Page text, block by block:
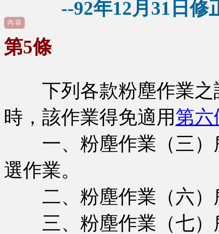
--92年12月31日修
內 容
第5條
下列各款粉塵作業之
時，該作業得免適用第六
一、粉塵作業（三）
選作業。
二、粉塵作業（六）
三、粉塵作業（七）